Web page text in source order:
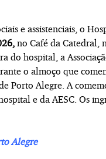
e assistenciais, o
no Café da Catedral,
do hospital, a
o almoço que
Porto Alegre. A
e da AESC. Os
Alegre